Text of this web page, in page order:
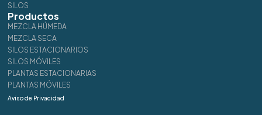
SILOS
Productos
MEZCLA HÚMEDA
MEZCLA SECA
SILOS ESTACIONARIOS
SILOS MÓVILES
PLANTAS ESTACIONARIAS
PLANTAS MÓVILES
Aviso de Privacidad